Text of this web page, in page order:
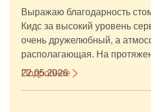
Выражаю благодарность
Кидс за высокий уровень
очень дружелюбный, а
располагающая. На
лечения чувствовалось
Подробнее
22.05.2026